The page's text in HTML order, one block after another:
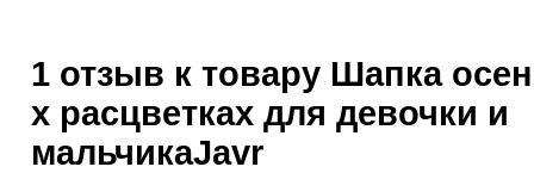
1 отзыв к товару Шапка
х расцветках для девочки и
мальчикаJavr